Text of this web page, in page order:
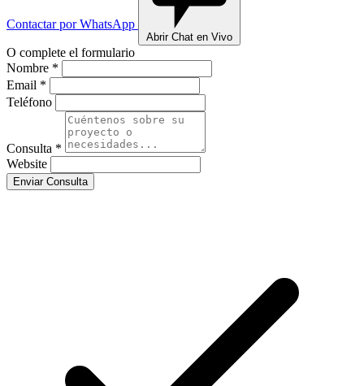
Contactar por WhatsApp
Abrir Chat en Vivo
O complete el formulario
Nombre *
Email *
Teléfono
Consulta *
Website
Enviar Consulta